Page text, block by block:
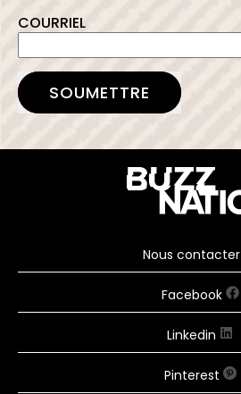
COURRIEL
SOUMETTRE
Nous contacter
Facebook
Linkedin
Pinterest